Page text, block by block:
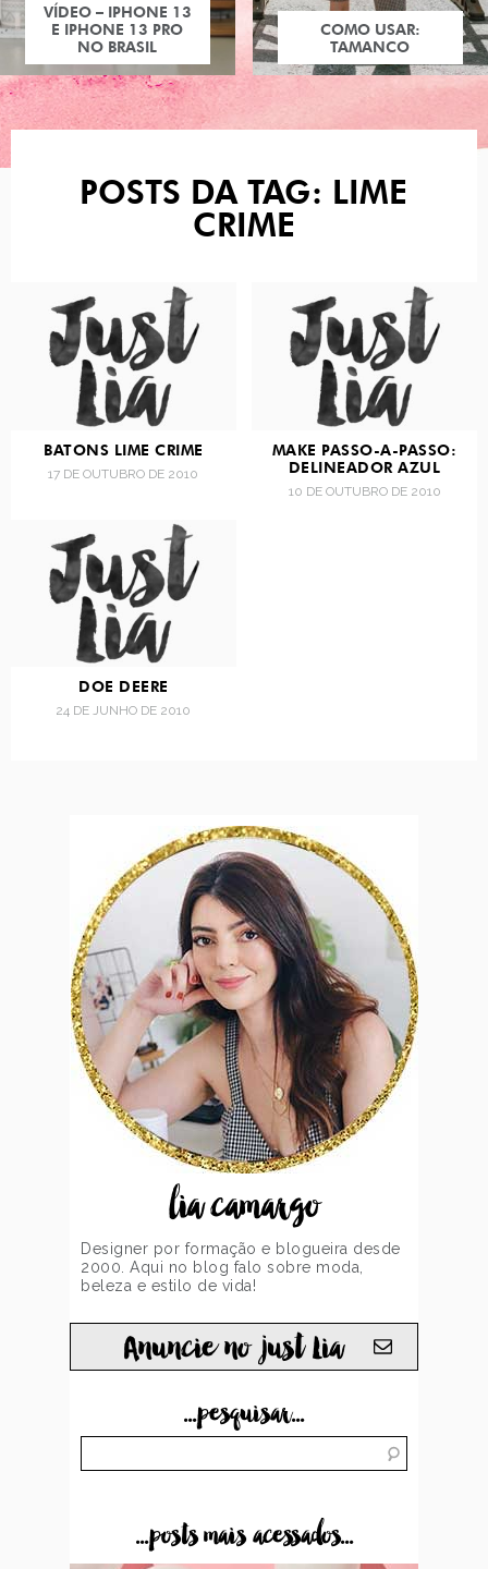
VÍDEO – IPHONE 13
E IPHONE 13 PRO
NO BRASIL
COMO USAR:
TAMANCO
POSTS DA TAG: LIME
CRIME
BATONS LIME CRIME
17 DE OUTUBRO DE 2010
MAKE PASSO-A-PASSO:
DELINEADOR AZUL
10 DE OUTUBRO DE 2010
DOE DEERE
24 DE JUNHO DE 2010
lia camargo
Designer por formação e blogueira desde
2000. Aqui no blog falo sobre moda,
beleza e estilo de vida!
Anuncie no just Lia
...pesquisar...
...posts mais acessados...